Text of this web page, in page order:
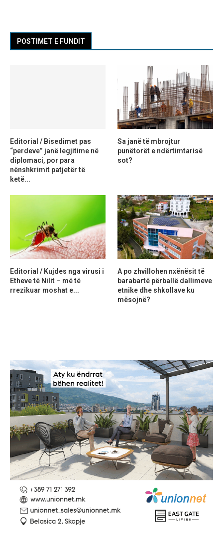
POSTIMET E FUNDIT
Editorial / Bisedimet pas
“perdeve” janë legjitime në
diplomaci, por para
nënshkrimit patjetër të
ketë...
Sa janë të mbrojtur
punëtorët e ndërtimtarisë
sot?
Editorial / Kujdes nga virusi i
Etheve të Nilit – më të
rrezikuar moshat e...
A po zhvillohen nxënësit të
barabartë përballë dallimeve
etnike dhe shkollave ku
mësojnë?